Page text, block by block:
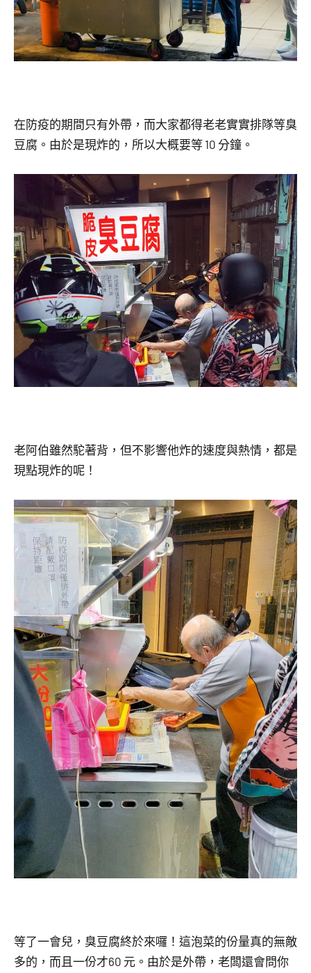
在防疫的期間只有外帶，而大家都得老老實實排隊等臭
豆腐。由於是現炸的，所以大概要等 10 分鐘。
老阿伯雖然駝著背，但不影響他炸的速度與熱情，都是
現點現炸的呢！
等了一會兒，臭豆腐終於來囉！這泡菜的份量真的無敵
多的，而且一份才60 元。由於是外帶，老闆還會問你